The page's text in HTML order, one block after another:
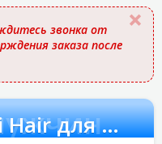
звонка от
заказа после
Country Life, Maxi Hair для мужчин